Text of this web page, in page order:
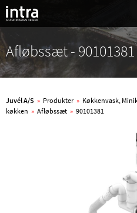
Afløbssæt - 90101381
Juvél A/S » Produkter » Køkkenvask,
køkken » Afløbssæt » 90101381